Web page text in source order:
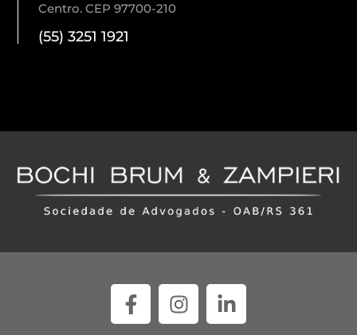
Centro. CEP 97700-210
(55) 3251 1921